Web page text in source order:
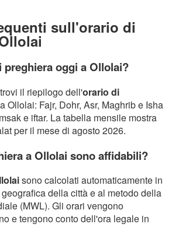
sull'orario di
preghiera oggi a Ollolai?
il riepilogo dell'orario di
Ollolai: Fajr, Dohr, Asr, Maghrib e Isha
e iftar. La tabella mensile mostra
per il mese di agosto 2026.
a Ollolai sono affidabili?
sono calcolati automaticamente in
della città e al metodo della
(MWL). Gli orari vengono
e tengono conto dell'ora legale in